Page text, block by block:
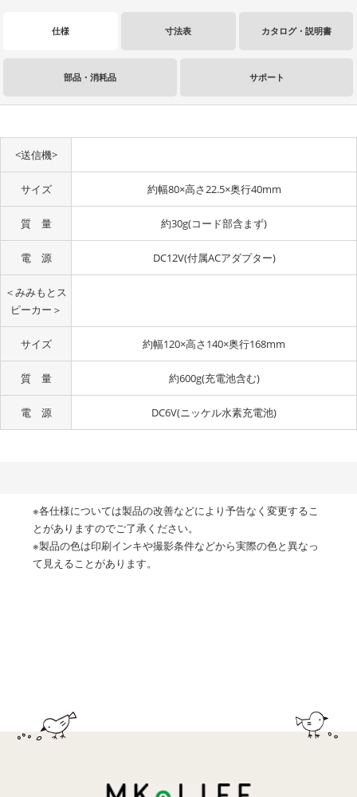
仕様 寸法表 カタログ・説明書
部品・消耗品 サポート
<送信機>
サイズ 約幅80×高さ22.5×奥行40mm
質 量 約30g(コード部含まず)
電 源 DC12V(付属ACアダプター)
＜みみもとス
ピーカー＞
サイズ 約幅120×高さ140×奥行168mm
質 量 約600g(充電池含む)
電 源 DC6V(ニッケル水素充電池)
※各仕様については製品の改善などにより予告なく変更するこ
とがありますのでご了承ください。
※製品の色は印刷インキや撮影条件などから実際の色と異なっ
て見えることがあります。